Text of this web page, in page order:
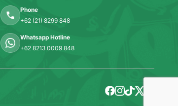
Phone
+62 (21) 8299 848
Whatsapp Hotline
+62 8213 0009 848